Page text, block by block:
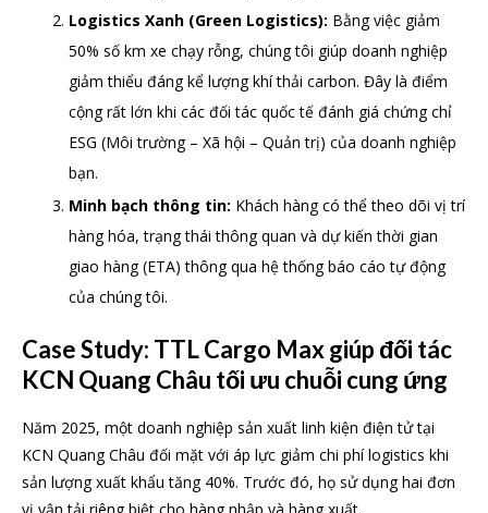
Logistics Xanh (Green Logistics): Bằng việc giảm
50% số km xe chạy rỗng, chúng tôi giúp doanh nghiệp
giảm thiểu đáng kể lượng khí thải carbon. Đây là điểm
cộng rất lớn khi các đối tác quốc tế đánh giá chứng chỉ
ESG (Môi trường – Xã hội – Quản trị) của doanh nghiệp
bạn.
Minh bạch thông tin: Khách hàng có thể theo dõi vị trí
hàng hóa, trạng thái thông quan và dự kiến thời gian
giao hàng (ETA) thông qua hệ thống báo cáo tự động
của chúng tôi.
Case Study: TTL Cargo Max giúp đối tác
KCN Quang Châu tối ưu chuỗi cung ứng
Năm 2025, một doanh nghiệp sản xuất linh kiện điện tử tại
KCN Quang Châu đối mặt với áp lực giảm chi phí logistics khi
sản lượng xuất khẩu tăng 40%. Trước đó, họ sử dụng hai đơn